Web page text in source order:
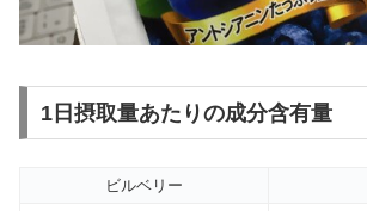
1日摂取量あたりの成分含有量
ビルベリー